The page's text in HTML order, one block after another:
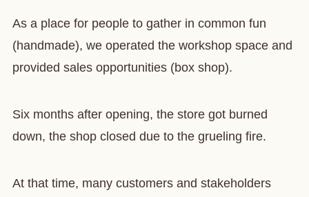
As a place for people to gather in common fun
(handmade), we operated the workshop space and
provided sales opportunities (box shop).
Six months after opening, the store got burned
down, the shop closed due to the grueling fire.
At that time, many customers and stakeholders